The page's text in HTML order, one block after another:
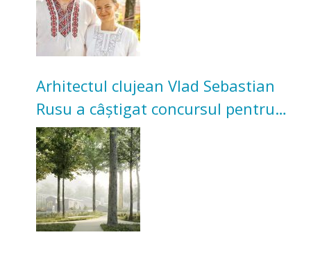
Arhitectul clujean Vlad Sebastian
Rusu a câștigat concursul pentru
transformarea Grădinii Casei
Universitarilor